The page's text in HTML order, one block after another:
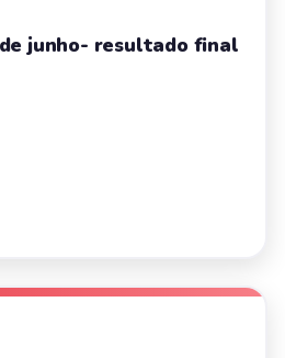
junho- resultado final